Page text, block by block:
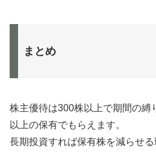
まとめ
株主優待は300株以上で期間の縛
以上の保有でもらえます。
長期投資すれば保有株を減らせる